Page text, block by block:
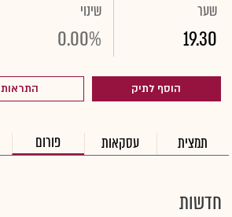
שער
19.30
שינוי
0.00%
הוסף לתיק התראות
תמצית עסקאות פורום
חדשות